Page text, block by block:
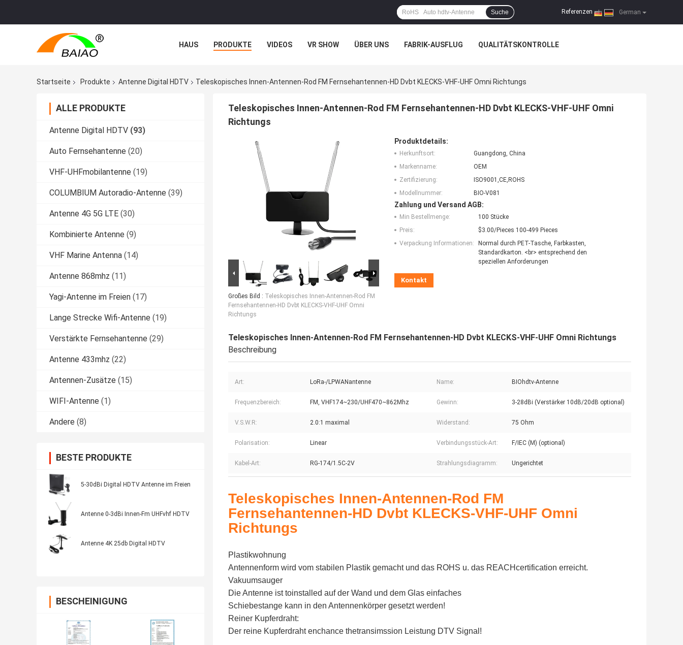
German
Referenzen |
Suche
HAUS PRODUKTE VIDEOS VR SHOW ÜBER UNS FABRIK-AUSFLUG QUALITÄTSKONTROLLE
Startseite
Produkte Antenne Digital HDTV Teleskopisches Innen-Antennen-Rod FM Fernsehantennen-HD Dvbt KLECKS-VHF-UHF Omni Richtungs
ALLE PRODUKTE
Antenne Digital HDTV (93)
Auto Fernsehantenne (20)
VHF-UHFmobilantenne (19)
COLUMBIUM Autoradio-Antenne (39)
Antenne 4G 5G LTE (30)
Kombinierte Antenne (9)
VHF Marine Antenna (14)
Antenne 868mhz (11)
Yagi-Antenne im Freien (17)
Lange Strecke Wifi-Antenne (19)
Verstärkte Fernsehantenne (29)
Antenne 433mhz (22)
Antennen-Zusätze (15)
WIFI-Antenne (1)
Andere (8)
BESTE PRODUKTE
5-30dBi Digital HDTV Antenne im Freien
Antenne 0-3dBi Innen-Fm UHFvhf HDTV
Antenne 4K 25db Digital HDTV
BESCHEINIGUNG
Teleskopisches Innen-Antennen-Rod FM Fernsehantennen-HD Dvbt KLECKS-VHF-UHF Omni
Richtungs
Großes Bild : Teleskopisches Innen-Antennen-Rod FM
Fernsehantennen-HD Dvbt KLECKS-VHF-UHF Omni
Richtungs
Produktdetails:
Herkunftsort:
Guangdong, China
Markenname:
OEM
Zertifizierung:
ISO9001,CE,ROHS
Modellnummer:
BIO-V081
Zahlung und Versand AGB:
Min Bestellmenge:
100 Stücke
Preis:
$3.00/Pieces 100-499 Pieces
Verpackung Informationen:
Normal durch PET-Tasche, Farbkasten,
Standardkarton. <br> entsprechend den
speziellen Anforderungen
Kontakt
Teleskopisches Innen-Antennen-Rod FM Fernsehantennen-HD Dvbt KLECKS-VHF-UHF Omni Richtungs
Beschreibung
Art: LoRa-/LPWANantenne Name: BIOhdtv-Antenne
Frequenzbereich: FM, VHF174~230/UHF470~862Mhz Gewinn: 3-28dBi (Verstärker 10dB/20dB optional)
V.S.W.R: 2.0:1 maximal Widerstand: 75 Ohm
Polarisation: Linear Verbindungsstück-Art: F/IEC (M) (optional)
Kabel-Art: RG-174/1.5C-2V Strahlungsdiagramm: Ungerichtet
Teleskopisches Innen-Antennen-Rod FM
Fernsehantennen-HD Dvbt KLECKS-VHF-UHF Omni
Richtungs
Plastikwohnung
Antennenform wird vom stabilen Plastik gemacht und das ROHS u. das REACHcertification erreicht.
Vakuumsauger
Die Antenne ist toinstalled auf der Wand und dem Glas einfaches
Schiebestange kann in den Antennenkörper gesetzt werden!
Reiner Kupferdraht:
Der reine Kupferdraht enchance thetransimssion Leistung DTV Signal!